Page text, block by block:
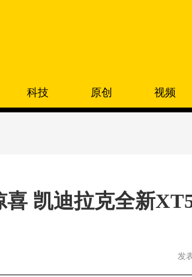
科技 原创 视频
喜 凯迪拉克全新
发